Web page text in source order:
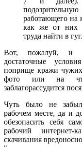
работающего
как же от них
труда найти в
Вот, пожалуй, и
достаточные
поприще кражи
фото или на
заблагорассудится
Чуть было не
рабочем месте, да и
обезопасить себя
рабочий
скачивания